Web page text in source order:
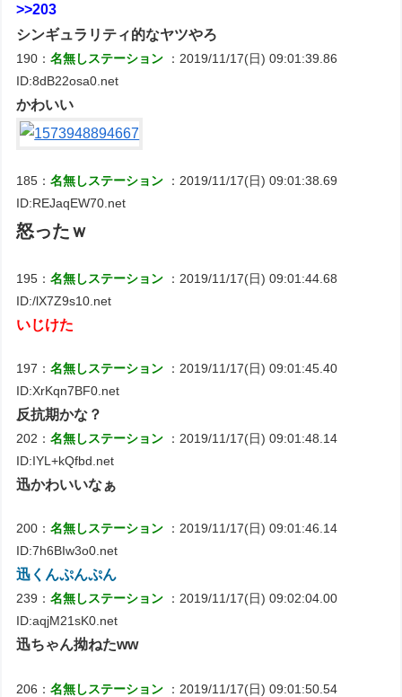
>>203
シンギュラリティ的なヤツやろ
190：名無しステーション
：2019/11/17(日) 09:01:39.86
ID:8dB22osa0.net
かわいい
185：名無しステーション
：2019/11/17(日) 09:01:38.69
ID:REJaqEW70.net
怒ったｗ
195：名無しステーション
：2019/11/17(日) 09:01:44.68
ID:/lX7Z9s10.net
いじけた
197：名無しステーション
：2019/11/17(日) 09:01:45.40
ID:XrKqn7BF0.net
反抗期かな？
202：名無しステーション
：2019/11/17(日) 09:01:48.14
ID:IYL+kQfbd.net
迅かわいいなぁ
200：名無しステーション
：2019/11/17(日) 09:01:46.14
ID:7h6BIw3o0.net
迅くんぷんぷん
239：名無しステーション
：2019/11/17(日) 09:02:04.00
ID:aqjM21sK0.net
迅ちゃん拗ねたww
206：名無しステーション
：2019/11/17(日) 09:01:50.54